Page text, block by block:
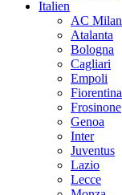
Italien
AC Milan
Atalanta
Bologna
Cagliari
Empoli
Fiorentina
Frosinone
Genoa
Inter
Juventus
Lazio
Lecce